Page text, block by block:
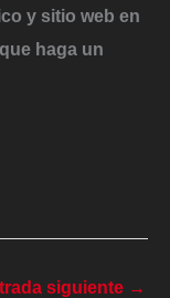
y sitio web en
haga un
siguiente →